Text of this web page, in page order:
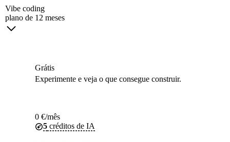
Vibe coding
plano de 12 meses
Grátis
Experimente e veja o que consegue construir.
0 €/mês
5 créditos de IA